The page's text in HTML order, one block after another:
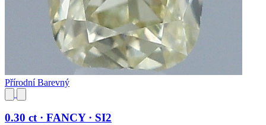
Přírodní Barevný
0.30 ct · FANCY · SI2